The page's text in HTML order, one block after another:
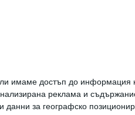
имаме достъп до информация
реклама и
за географско
и